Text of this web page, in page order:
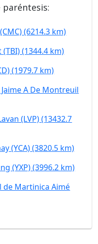
(6214.3 km)
(1344.4 km)
(1979.7 km)
A De Montreuil
(LVP) (13432.7
(YCA) (3820.5 km)
(YXP) (3996.2 km)
Martinica Aimé